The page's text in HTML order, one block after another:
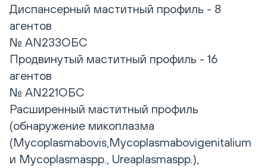
Диспансерный маститный профиль - 8
агентов
№ AN233ОБС
Продвинутый маститный профиль - 16
агентов
№ AN221ОБС
Расширенный маститный профиль
(обнаружение микоплазма
(Mycoplasmabovis,Mycoplasmabovigenitalium
и Mycoplasmaspp., Ureaplasmaspp.),